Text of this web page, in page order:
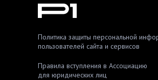
Политика защиты персональной
пользователей сайта и сервисов
Правила вступления в Ассоциацию
для юридических лиц